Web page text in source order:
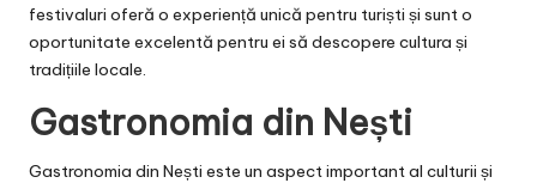
festivaluri oferă o experiență unică pentru turiști și sunt o
oportunitate excelentă pentru ei să descopere cultura și
tradițiile locale.
Gastronomia din Nești
Gastronomia din Nești este un aspect important al culturii și